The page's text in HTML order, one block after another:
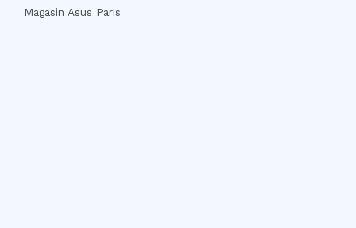
Magasin Asus Paris